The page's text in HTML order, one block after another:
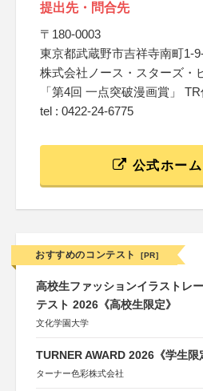
提出先・問合先
〒180-0003
東京都武蔵野市吉祥寺南町1-
株式会社ノース・スターズ・
「第4回 一点突破漫画賞」
tel : 0422-24-6775
公式ホー
おすすめのコンテスト [PR]
高校生ファッションイラストレ
テスト 2026《高校生限定》
文化学園大学
TURNER AWARD 2026《学生限
ターナー色彩株式会社